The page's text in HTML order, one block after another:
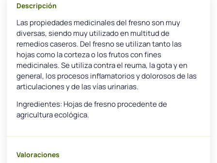
Descripción
Las propiedades medicinales del fresno son muy
diversas, siendo muy utilizado en multitud de
remedios caseros. Del fresno se utilizan tanto las
hojas como la corteza o los frutos con fines
medicinales. Se utiliza contra el reuma, la gota y en
general, los procesos inflamatorios y dolorosos de las
articulaciones y de las vías urinarias.
Ingredientes: Hojas de fresno procedente de
agricultura ecológica.
Valoraciones